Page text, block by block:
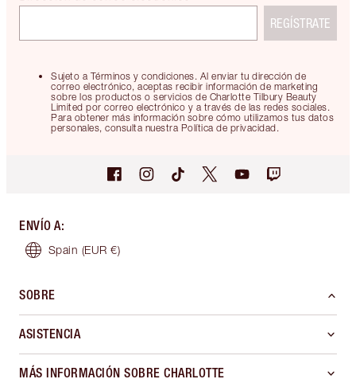
Sujeto a Términos y condiciones. Al enviar tu dirección de
correo electrónico, aceptas recibir información de marketing
sobre los productos o servicios de Charlotte Tilbury Beauty
Limited por correo electrónico y a través de las redes sociales.
Para obtener más información sobre cómo utilizamos tus datos
personales, consulta nuestra Política de privacidad.
REGÍSTRATE
ENVÍO A:
Spain (EUR €)
SOBRE
ASISTENCIA
MÁS INFORMACIÓN SOBRE CHARLOTTE